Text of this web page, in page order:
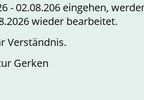
- 02.08.206 eingehen,
wieder bearbeitet.
Verständnis.
Gerken